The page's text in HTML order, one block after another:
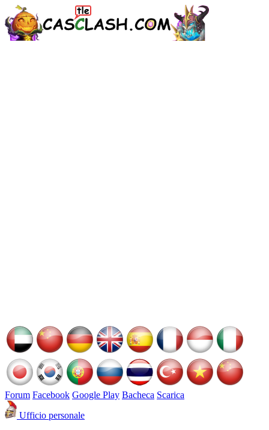
Forum Facebook Google Play Bacheca Scarica
Ufficio personale